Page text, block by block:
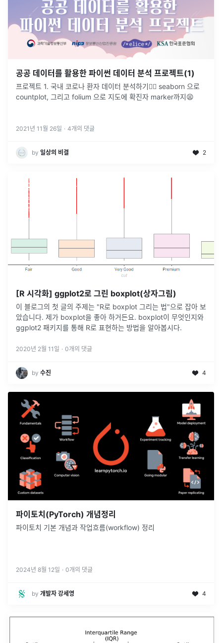
공공 데이터를 활용한 파이썬 데이터 분석 프로젝트(1)
프로젝트 1. 국내 코로나 환자 데이터 분석하기👩‍⚕️ seaborn 으로
countplot, 그리고 folium 으로 지도에 확진자 marker까지😫
2021년 11월 26일 · 4개의 댓글
by 일상의 비결 2
[R 시각화] ggplot2로 그린 boxplot(상자그림)
이 블로그의 첫 글의 주제는 "R로 boxplot 그리는 법"으로 잡아 보
았습니다. 제가 boxplot을 좋아 하거든요. boxplot이 무엇인지와
ggplot2 패키지를 통해 R로 표현하는 방법을 알아봅시다.
2020년 2월 11일 · 0개의 댓글
by 수진 4
파이토치(PyTorch) 개념정리
파이토치 기본 개념과 작업흐름(workflow) 정리
2024년 8월 12일 · 0개의 댓글
by 개발자 강세영 4